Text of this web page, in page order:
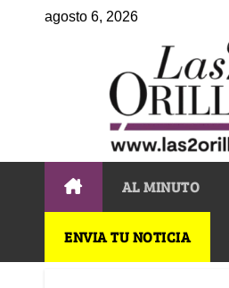
agosto 6, 2026
AL MINUTO
ENVIA TU NOTICIA